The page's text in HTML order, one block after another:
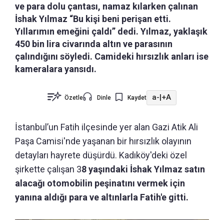
ve para dolu çantası, namaz kılarken çalınan
İshak Yılmaz “Bu kişi beni perişan etti.
Yıllarımın emeğini çaldı” dedi. Yılmaz, yaklaşık
450 bin lira civarında altın ve parasının
çalındığını söyledi. Camideki hırsızlık anları ise
kameralara yansıdı.
Özetle Dinle Kaydet a-|+A
İstanbul’un Fatih ilçesinde yer alan Gazi Atik Ali
Paşa Camisi'nde yaşanan bir hırsızlık olayının
detayları hayrete düşürdü. Kadıköy'deki özel
şirkette çalışan 38 yaşındaki İshak Yılmaz satın
alacağı otomobilin peşinatını vermek için
yanına aldığı para ve altınlarla Fatih'e gitti.